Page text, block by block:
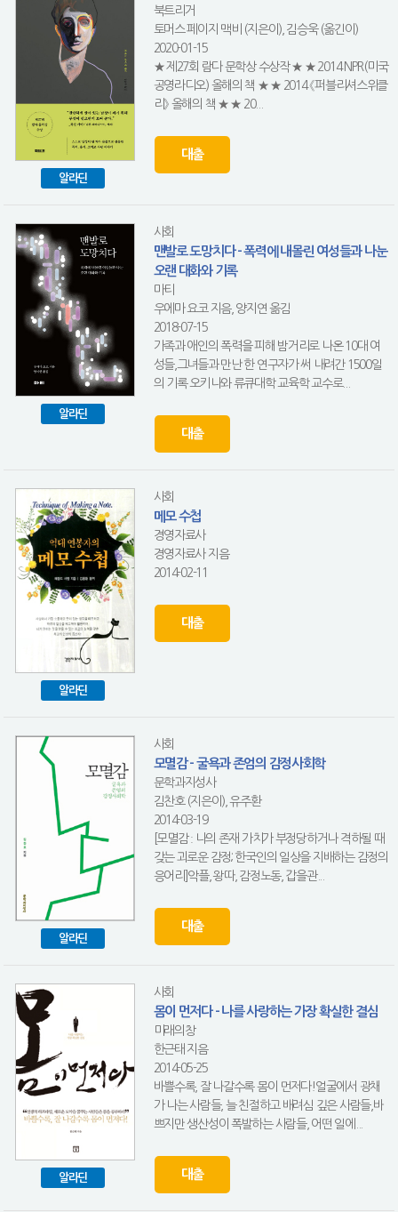
알라딘
북트리거
토머스 페이지 맥비 (지은이), 김승욱 (옮긴이)
2020-01-15
★ 제27회 람다 문학상 수상작 ★ ★ 2014 NPR(미국
공영라디오) 올해의 책 ★ ★ 2014 《퍼블리셔스위클
리》 올해의 책 ★ ★ 20...
대출
알라딘
사회
맨발로 도망치다 - 폭력에 내몰린 여성들과 나눈
오랜 대화와 기록
마티
우에마 요코 지음, 양지연 옮김
2018-07-15
가족과 애인의 폭력을 피해 밤거리로 나온 10대 여
성들,그녀들과 만난 한 연구자가 써 내려간 1500일
의 기록 오키나와 류큐대학 교육학 교수로...
대출
알라딘
사회
메모 수첩
경영자료사
경영자료사 지음
2014-02-11
대출
알라딘
사회
모멸감 - 굴욕과 존엄의 감정사회학
문학과지성사
김찬호 (지은이), 유주환
2014-03-19
[모멸감 ː 나의 존재 가치가 부정당하거나 격하될 때
갖는 괴로운 감정; 한국인의 일상을 지배하는 감정의
응어리]악플, 왕따, 감정노동, 갑을관...
대출
알라딘
사회
몸이 먼저다 - 나를 사랑하는 가장 확실한 결심
미래의창
한근태 지음
2014-05-25
바쁠수록, 잘 나갈수록 몸이 먼저다!얼굴에서 광채
가 나는 사람들, 늘 친절하고 배려심 깊은 사람들,바
쁘지만 생산성이 폭발하는 사람들, 어떤 일에...
대출